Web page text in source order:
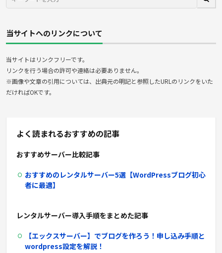
当サイトへのリンクについて
当サイトはリンクフリーです。
リンクを行う場合の許可や連絡は必要ありません。
※画像や文章の引用については、出典元の明記と参照したURLのリンクをいた
だければOKです。
よく読まれるおすすめの記事
おすすめサーバー比較記事
おすすめのレンタルサーバー5選【WordPressブログ初心
者に最適】
レンタルサーバー導入手順をまとめた記事
【エックスサーバー】でブログを作ろう！申し込み手順と
wordpress設定を解説！